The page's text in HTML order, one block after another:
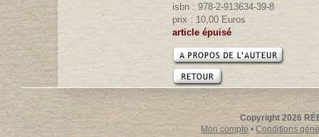
isbn : 978-2-913634-39-8
prix : 10,00 Euros
article épuisé
Copyright 2026
Mon compte •Conditions